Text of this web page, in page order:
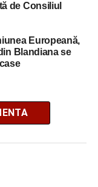
de Consiliul
Europeană,
Blandiana se